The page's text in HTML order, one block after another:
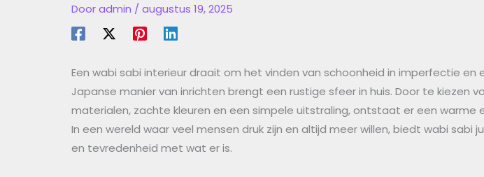
Dooradmin / augustus 19, 2025
Een wabi sabi interieur draait om het vinden van schoonheid in imperfectie en
Japanse manier van inrichten brengt een rustige sfeer in huis. Door te kiezen
materialen, zachte kleuren en een simpele uitstraling, ontstaat er een warme
In een wereld waar veel mensen druk zijn en altijd meer willen, biedt wabi sabi
en tevredenheid met wat er is.